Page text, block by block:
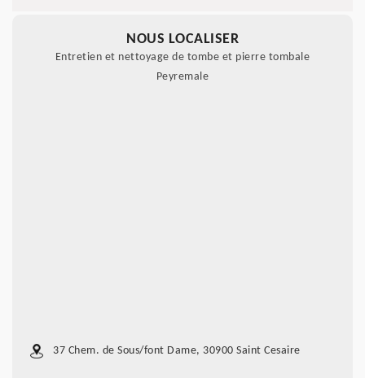
NOUS LOCALISER
Entretien et nettoyage de tombe et pierre tombale
Peyremale
37 Chem. de Sous/font Dame, 30900 Saint Cesaire